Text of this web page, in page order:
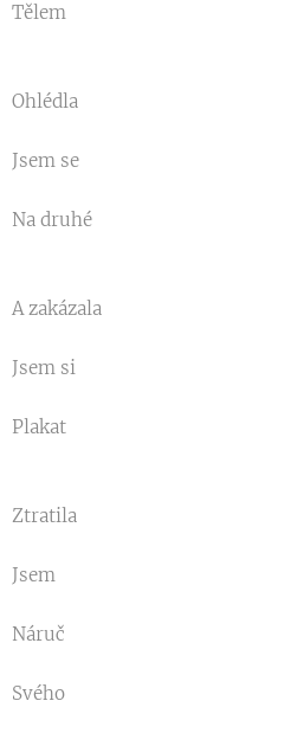
Tělem
Ohlédla
Jsem se
Na druhé
A zakázala
Jsem si
Plakat
Ztratila
Jsem
Náruč
Svého